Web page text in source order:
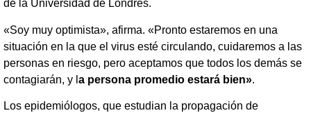
de la Universidad de Londres.
«Soy muy optimista», afirma. «Pronto estaremos en una
situación en la que el virus esté circulando, cuidaremos a las
personas en riesgo, pero aceptamos que todos los demás se
contagiarán, y l a persona promedio estará bien».
Los epidemiólogos, que estudian la propagación de